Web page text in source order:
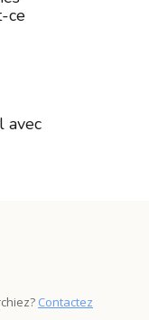
ce
avec
Contactez